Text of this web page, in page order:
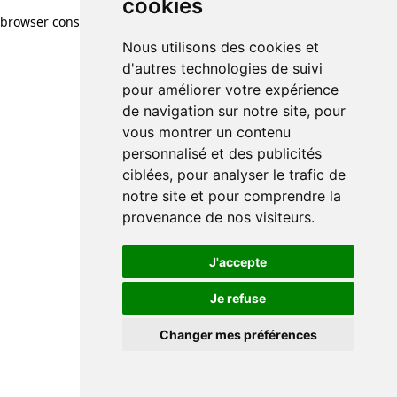
cookies
Nous utilisons des cookies et
d'autres technologies de suivi
pour améliorer votre expérience
de navigation sur notre site, pour
vous montrer un contenu
personnalisé et des publicités
ciblées, pour analyser le trafic de
notre site et pour comprendre la
provenance de nos visiteurs.
J'accepte
Je refuse
Changer mes préférences
browser console for more information)